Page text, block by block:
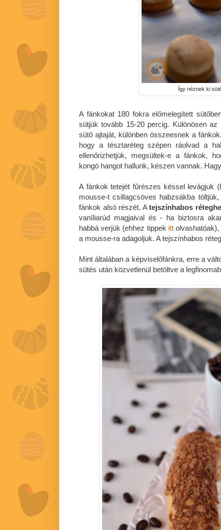
Így néznek ki
A fánkokat 180 fokra előmelegített
sütjük tovább 15-20 percig. Különösen
sütő ajtaját, különben összeesnek a
hogy a tésztaréteg szépen ráolvad a
ellenőrizhetjük, megsültek-e a fánkok,
kongó hangot hallunk, készen vannak.
A fánkok tetejét fűrészes késsel levágjuk
mousse-t csillagcsöves habzsákba
fánkok alsó részét. Atejszínhabos
vaníliarúd magjaival és - ha biztosra
habbá verjük (ehhez tippek ittolvashatóak),
a mousse-ra adagoljuk. A tejszínhabos
Mint általában a képviselőfánkra, erre a
sütés után közvetlenül betöltve a